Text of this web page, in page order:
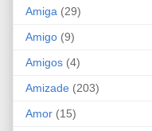
Amiga (29)
Amigo (9)
Amigos (4)
Amizade (203)
Amor (15)